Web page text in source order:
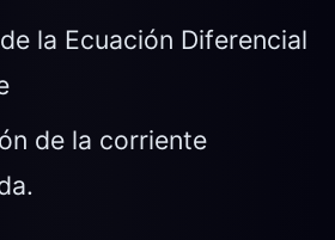
la Ecuación Diferencial
de la corriente